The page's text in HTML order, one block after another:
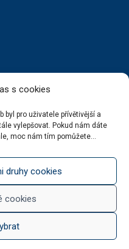
s cookies
byl pro uživatele přívětivější a
vylepšovat. Pokud nám dáte
moc nám tím pomůžete...
druhy cookies
cookies